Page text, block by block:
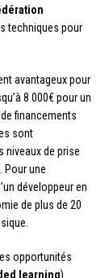
techniques pour
avantageux pour
8 000€ pour un
financements
sont
niveaux de prise
Pour une
développeur en
de plus de 20
opportunités
learning)